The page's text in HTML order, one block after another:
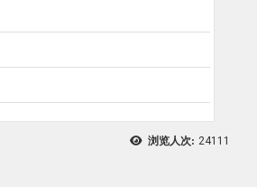
浏览人次: 24111